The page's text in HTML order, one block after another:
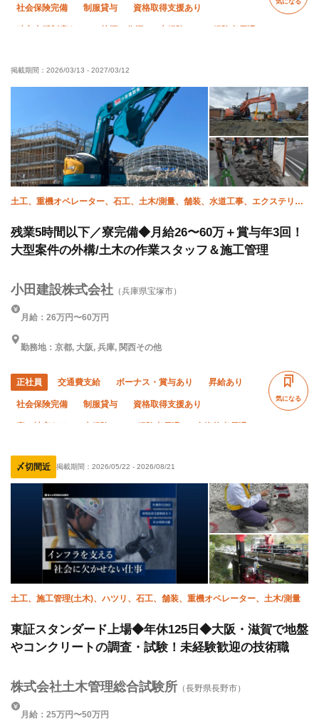
社会保険完備 制服貸与 資格取得支援あり
独立支援制度あり 禁煙・分煙 未経験OK 経験者優遇
年末年始休暇 車・バイク通勤OK
気になる
掲載期間： 2026/03/13 - 2027/03/12
土工、重機オペレーター、石工、土木/測量、舗装、水道工事、エクステリ
残業5時間以下／寮完備◆月給26〜60万＋賞与年3回！
大型案件の外構/土木の作業スタッフ＆施工管理
小田建設株式会社 （兵庫県宝塚市）
月給：26万円〜60万円
勤務地：京都, 大阪, 兵庫, 関西その他
正社員 交通費支給 ボーナス・賞与あり 昇給あり
社会保険完備 制服貸与 資格取得支援あり
年末年始休暇 車・バイク通勤OK 転勤なし
残業月10時間以下
気になる
〆切間近 掲載期間： 2026/05/22 - 2026/08/21
土工、施工管理(土木)、ハツリ、石工、舗装、重機オペレーター、土木/測量
東証スタンダード上場◆年休125日◆大阪・滋賀で地盤
やコンクリートの調査・試験！未経験歓迎の技術職
株式会社土木管理総合試験所 （長野県長野市）
月給：25万円〜50万円